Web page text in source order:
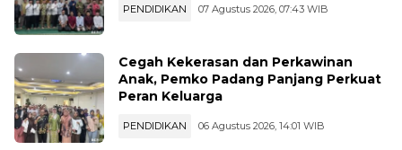
PENDIDIKAN 07 Agustus 2026, 07:43 WIB
Cegah Kekerasan dan Perkawinan
Anak, Pemko Padang Panjang Perkuat
Peran Keluarga
PENDIDIKAN 06 Agustus 2026, 14:01 WIB